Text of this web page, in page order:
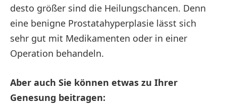
desto größer sind die Heilungschancen. Denn
eine benigne Prostatahyperplasie lässt sich
sehr gut mit Medikamenten oder in einer
Operation behandeln.
Aber auch Sie können etwas zu Ihrer
Genesung beitragen: